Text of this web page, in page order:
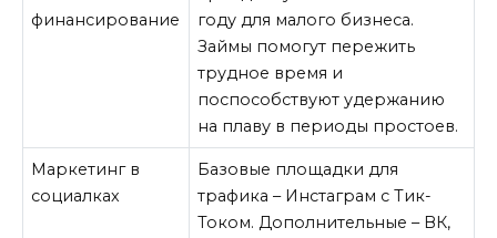
финансирование
году для малого бизнеса.
Займы помогут пережить
трудное время и
поспособствуют удержанию
на плаву в периоды простоев.
Маркетинг в
социалках
Базовые площадки для
трафика – Инстаграм с Тик-
Током. Дополнительные – ВК,